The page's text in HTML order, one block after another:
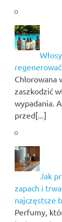
Chlorowana
zaszkodzić
wypadania.
przed[...]
Jak
zapach i
najczęstsze
Perfumy,